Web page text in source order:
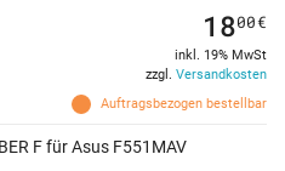
Auftragsbezogen bestellbar
1800€
inkl. 19% MwSt
zzgl. Versandkosten
F für Asus F551MAV